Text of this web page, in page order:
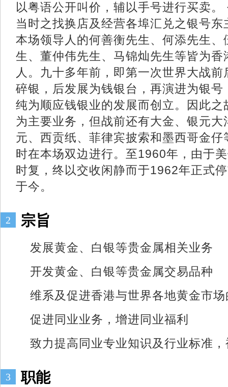
以粤语公开叫价，辅以手号进行买卖
当时之找换店及经营各埠汇兑之银号
本场领导人的何善衡先生、何添先生
生、董仲伟先生、马锦灿先生等皆为
人。九十多年前，即第一次世界大战
碎银，后发展为钱银台，再演进为银
纯为顺应钱银业的发展而创立。因此
为主要业务，但战前还有大金、银元
元、西贡纸、菲律宾披索和墨西哥金
时在本场双边进行。至1960年，由于
时复，终以交收闲静而于1962年正式
于今。
2 宗旨
发展黄金、白银等贵金属相关业务
开发黄金、白银等贵金属交易品种
维系及促进香港与世界各地黄金市
促进同业业务，增进同业福利
致力提高同业专业知识及行业标准
3 职能